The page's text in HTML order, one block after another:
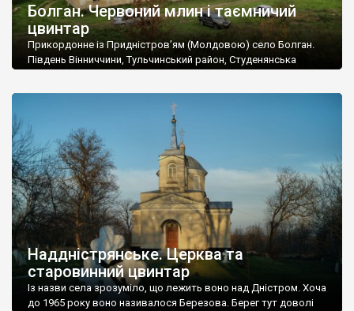
Болган. Червоний млин і таємничий
цвинтар
Прикордонне із Придністров’ям (Молдовою) село Болган.
Південь Вінниччини, Тульчинський район, Студенянська
старовинний цвинтар із кам’яними хрестами. Всі епітафії, які
збереглися, написані кирилицею, церковнослов’янською
мовою. За всіма традиційними ознаками – цвинтар
український. Хрести датуються 19 століттям. У 1924-1940
роках Болган […]
Наддністрянське. Церква та
старовинний цвинтар
Із назви села зрозуміло, що лежить воно над Дністром. Хоча
до 1965 року воно називалося Березова. Берег тут доволі